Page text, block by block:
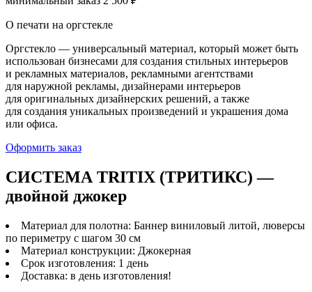
О печати на оргстекле
Оргстекло — универсальный материал, который может быть
использован бизнесами для создания стильных интерьеров
и рекламных материалов, рекламными агентствами
для наружной рекламы, дизайнерами интерьеров
для оригинальных дизайнерских решений, а также
для создания уникальных произведений и украшения дома
или офиса.
Оформить заказ
СИСТЕМА TRITIX (ТРИТИКС) —
двойной джокер
Материал для полотна: Баннер виниловый литой, люверсы
по периметру с шагом 30 см
Материал конструкции: Джокерная
Срок изготовления: 1 день
Доставка: в день изготовления!